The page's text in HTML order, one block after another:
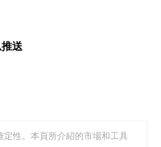
會增強澳元，如果貿易
送
性。本頁所介紹的市場和工具